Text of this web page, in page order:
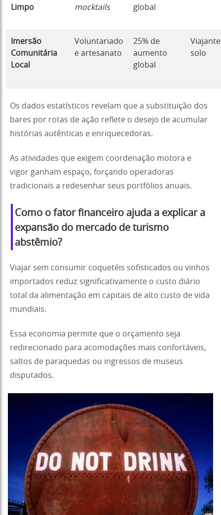
Limpo
mocktails
global
Imersão
Comunitária
Local
Voluntariado
e artesanato
25% de
aumento
global
solo
Os dados estatísticos revelam que a substituição dos
bares por rotas de ação reflete o desejo de acumular
histórias autênticas e enriquecedoras.
As atividades que exigem coordenação motora e
vigor ganham espaço, forçando operadoras
tradicionais a redesenhar seus portfólios anuais.
Como o fator financeiro ajuda a explicar a
expansão do mercado de turismo
abstêmio?
Viajar sem consumir coquetéis sofisticados ou vinhos
importados reduz significativamente o custo diário
total da alimentação em capitais de alto custo de vida
mundiais.
Essa economia permite que o orçamento seja
redirecionado para acomodações mais confortáveis,
saltos de paraquedas ou ingressos de museus
disputados.